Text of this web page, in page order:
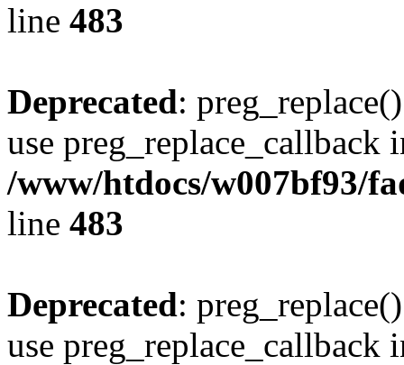
line 483
Deprecated:
use preg_replace_callback
/www/htdocs/w007bf93/
line 483
Deprecated:
use preg_replace_callback